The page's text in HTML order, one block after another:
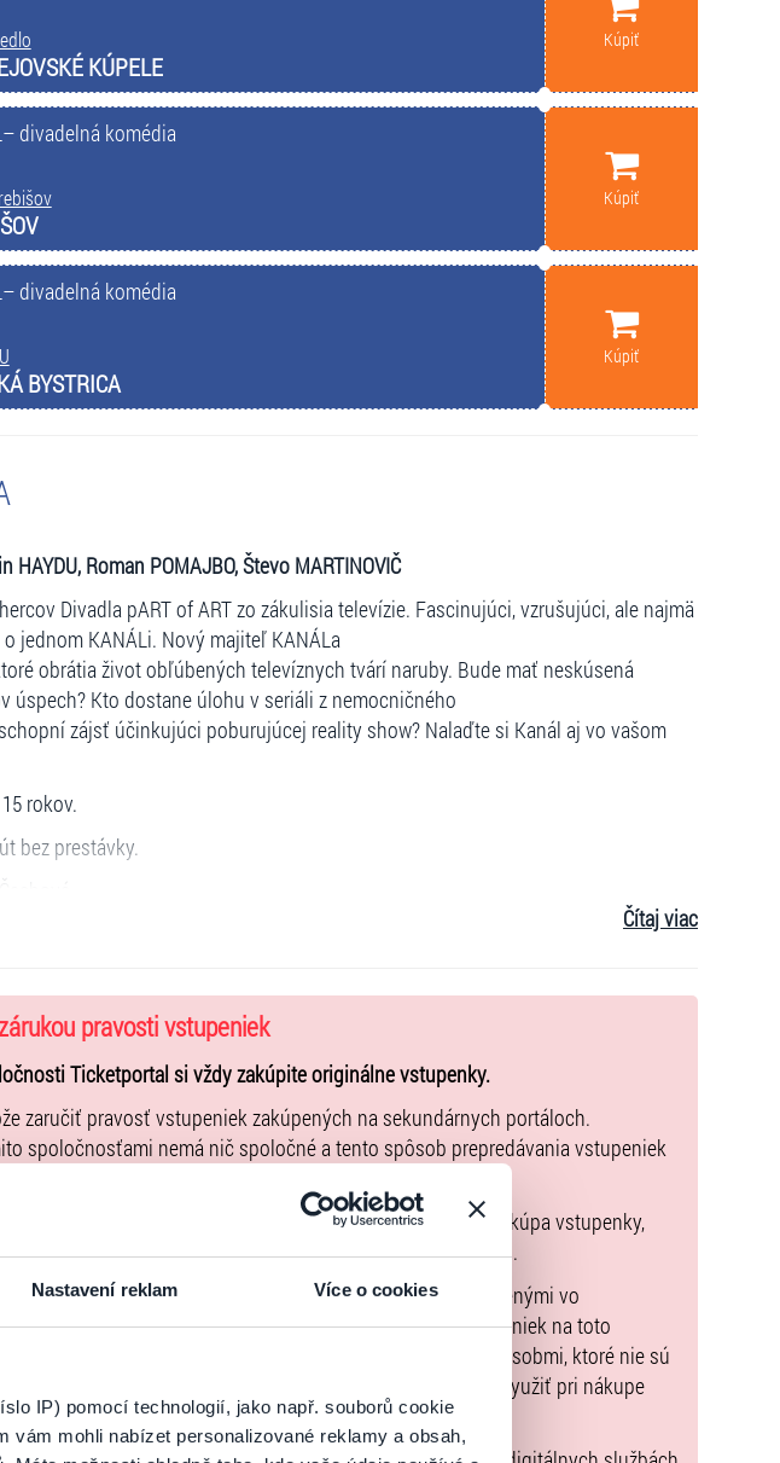
Nastavení reklam Více o cookies
IP) pomocí technologií, jako např. souborů cookie
mohli nabízet personalizované reklamy a obsah,
KÚPELE
Kúpiť
divadelná komédia
Kúpiť
divadelná komédia
BYSTRICA
Kúpiť
HAYDU, Roman POMAJBO, Števo MARTINOVIČ
Divadla pART of ART zo zákulisia televízie. Fascinujúci, vzrušujúci, ale najmä
jednom KANÁLi. Nový majiteľ KANÁLa
obrátia život obľúbených televíznych tvárí naruby. Bude mať neskúsená
úspech? Kto dostane úlohu v seriáli z nemocničného
zájsť účinkujúci poburujúcej reality show? Nalaďte si Kanál aj vo vašom
rokov.
bez prestávky.
pre mládež do 15 rokov.
Čítaj viac
pravosti vstupeniek
Ticketportal si vždy zakúpite originálne vstupenky.
zaručiť pravosť vstupeniek zakúpených na sekundárnych portáloch.
spoločnosťami nemá nič spoločné a tento spôsob prepredávania vstupeniek
je online trhoviskom. Kúpnu zmluvu, ktorej predmetom je kúpa vstupenky,
usporiadateľom, ktorého údaje sú uvedené priamo v košíku.
na toto podujatie je možné uhradiť len spôsobmi uvedenými vo
podmienkach. Upozorňujeme, že kúpne ceny vstupeniek na toto
uhradiť prostredníctvom Poukazov GoOut, ani inými spôsobmi, ktoré nie sú
. Poukazy GoOut môžete využiť pri nákupe
stránkegoout.net, ak tam nie je uvedené inak.